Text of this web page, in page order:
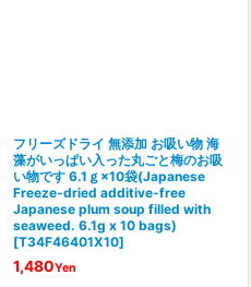
フリーズドライ 無添加 お吸い物 海
藻がいっぱい入った丸ごと梅のお吸
い物です 6.1ｇ×10袋(Japanese
Freeze-dried additive-free
Japanese plum soup filled with
seaweed. 6.1g x 10 bags)
[T34F46401X10]
1,480Yen